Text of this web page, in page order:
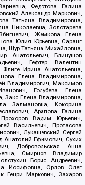
Федотова Галина
Александр Маркович,
Татьяна Владимировна,
Николаевна, Золотарева
Жемкова Елена
Юлия Юрьевна, Саранг
Щур Татьяна Михайловна,
Анатольевич, Блинушов
Гефтер Валентин
Ирина Анатольевна,
Елена Владимировна,
Владимирович, Максимов
Голубева Елена
Закс Елена Владимировна,
Залмановна, Кокорина
Арапова Галина
Вадим Юрьевич,
Васильевич, Протасова
Лукашевский Сергей
Анатолий Ефимович, Сухих
Добровольская Анна
Смирнов Владимир
Борис Андреевич,
Иосифовна, Орлов Олег
Генри Маркович, Захаров